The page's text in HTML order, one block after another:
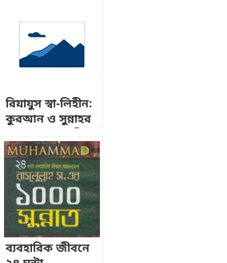
রিয়াযুস স্বা-লিহীন:
কুরআন ও সুন্নাহর
অপরিহার্য সংকলন
ব্যবহারিক জীবনে